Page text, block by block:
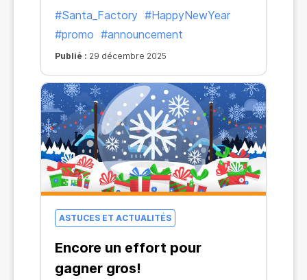
#Santa_Factory #HappyNewYear
#promo #announcement
Publié : 29 décembre 2025
ASTUCES ET ACTUALITÉS
Encore un effort pour
gagner gros!